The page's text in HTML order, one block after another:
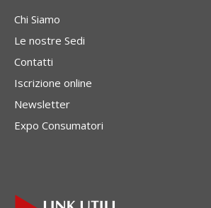
Chi Siamo
Le nostre Sedi
Contatti
Iscrizione online
Newsletter
Expo Consumatori